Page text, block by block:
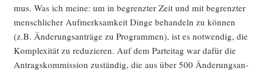
mus. Was ich mei­ne: um in begrenz­ter Zeit und mit begrenz­ter
mensch­li­cher Auf­merk­sam­keit Din­ge behan­deln zu kön­nen
(z.B. Ände­rungs­an­trä­ge zu Pro­gram­men), ist es not­wen­dig, die
Kom­ple­xi­tät zu redu­zie­ren. Auf dem Par­tei­tag war dafür die
Antrags­kom­mis­si­on zustän­dig, die aus über 500 Ände­rungs­an­